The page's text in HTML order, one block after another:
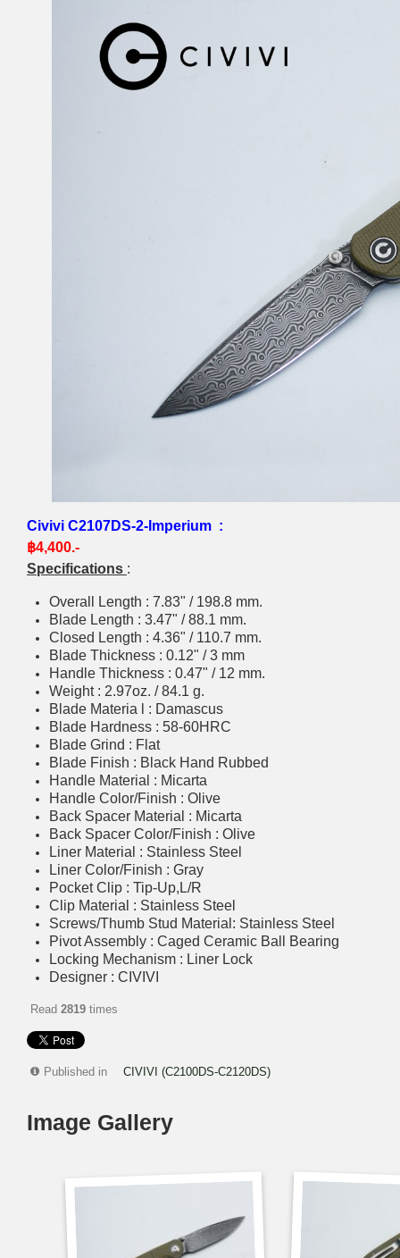
Civivi C2107DS-2- Imperium :
฿4,400.-
Specifications :
Overall Length : 7.83" / 198.8 mm.
Blade Length : 3.47" / 88.1 mm.
Closed Length : 4.36" / 110.7 mm.
Blade Thickness : 0.12" / 3 mm
Handle Thickness : 0.47" / 12 mm.
Weight : 2.97oz. / 84.1 g.
Blade Materia l : Damascus
Blade Hardness : 58-60HRC
Blade Grind : Flat
Blade Finish : Black Hand Rubbed
Handle Material : Micarta
Handle Color/Finish : Olive
Back Spacer Material : Micarta
Back Spacer Color/Finish : Olive
Liner Material : Stainless Steel
Liner Color/Finish : Gray
Pocket Clip : Tip-Up,L/R
Clip Material : Stainless Steel
Screws/Thumb Stud Material: Stainless Steel
Pivot Assembly : Caged Ceramic Ball Bearing
Locking Mechanism : Liner Lock
Designer : CIVIVI
Read 2819 times
Published in CIVIVI (C2100DS-C2120DS)
Image Gallery